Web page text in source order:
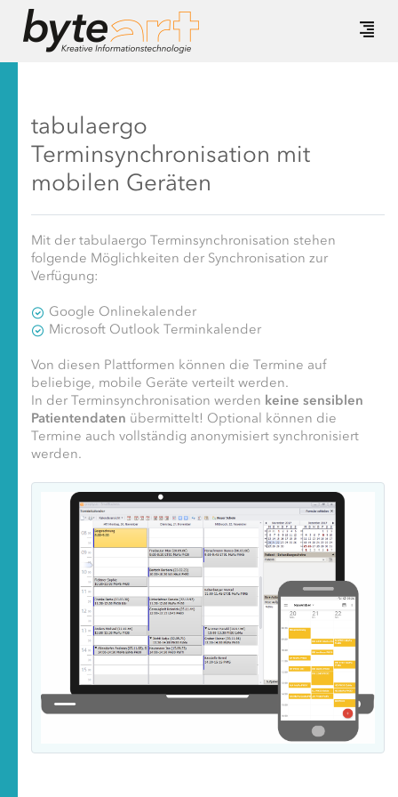
tabulaergo
Terminsynchronisation mit
mobilen Geräten
Mit der tabulaergo Terminsynchronisation stehen
folgende Möglichkeiten der Synchronisation zur
Verfügung:
Google Onlinekalender
Microsoft Outlook Terminkalender
Von diesen Plattformen können die Termine auf
beliebige, mobile Geräte verteilt werden.
In der Terminsynchronisation werden keine sensiblen
Patientendaten übermittelt! Optional können die
Termine auch vollständig anonymisiert synchronisiert
werden.